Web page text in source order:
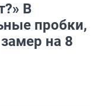
В
пробки,
на 8